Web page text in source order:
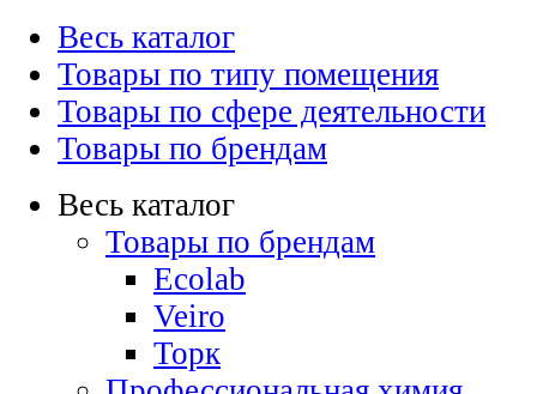
Весь каталог
Товары по типу помещения
Товары по сфере деятельности
Товары по брендам
Весь каталог
Товары по брендам
Ecolab
Veiro
Торк